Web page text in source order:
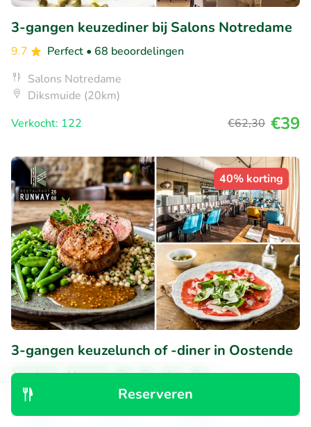
Reserveren
3-gangen keuzediner bij Salons Notredame
9.7 Perfect • 68 beoordelingen
Salons Notredame
Diksmuide (20km)
Verkocht: 122
€62,30 €39
40% korting
3-gangen keuzelunch of -diner in Oostende
Vandaag Morgen Zo Di Wo
Do
Restaurant Runway
Oostende (21km)